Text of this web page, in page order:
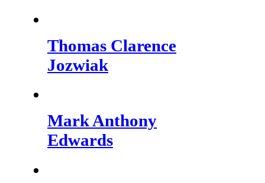
Thomas Clarence
Jozwiak
Mark Anthony
Edwards